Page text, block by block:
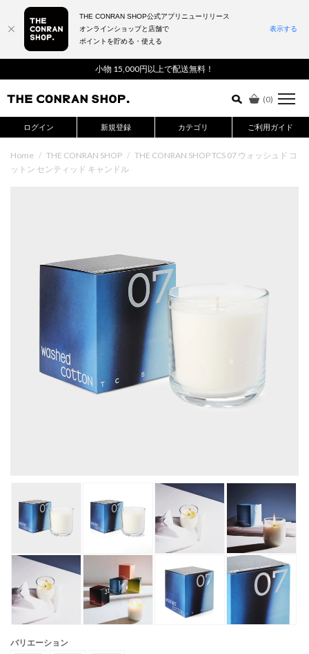
小物 15,000円以上で配送無料！
(0)
ログイン 新規登録 カテゴリ ご利用ガイド
詳細検索はこちら
Home / THE CONRAN SHOP / THE CONRAN SHOP TCS 07 ウォッシュド コ
ットン センティッド キャンドル
バリエーション
THE CONRAN SHOP公式アプリニューリリース
オンラインショップと店舗で
ポイントを貯める・使える
表示する